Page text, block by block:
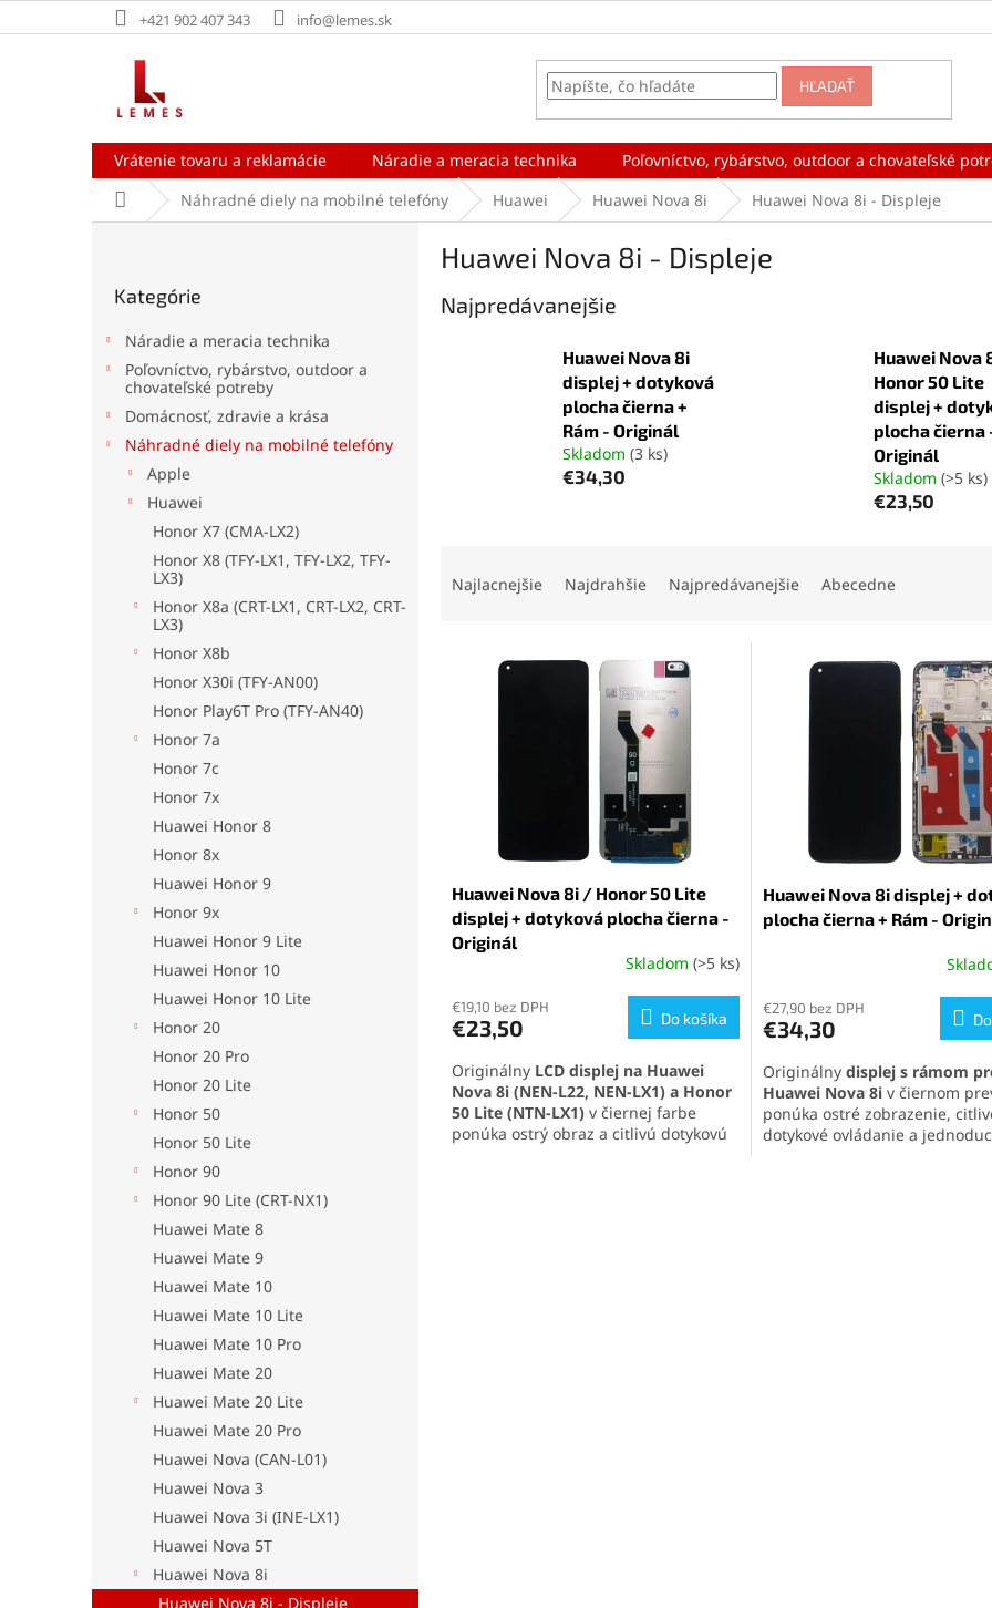
na
+421 902 407 343 info@lemes.sk
HĽADAŤ
Vrátenie tovaru a reklamácie Náradie a meracia technika Poľovníctvo, rybárstvo, outdoor a chovateľské
DomovNáhradné diely na mobilné telefóny Huawei Huawei Nova 8i Huawei Nova 8i - Displeje
kategórie
Kategórie
Náradie a meracia technika
Poľovníctvo, rybárstvo, outdoor a
chovateľské potreby
Domácnosť, zdravie a krása
Náhradné diely na mobilné telefóny
Apple
Huawei
Honor X7 (CMA-LX2)
Honor X8 (TFY-LX1, TFY-LX2, TFY-
LX3)
Honor X8a (CRT-LX1, CRT-LX2, CRT-
LX3)
Honor X8b
Honor X30i (TFY-AN00)
Honor Play6T Pro (TFY-AN40)
Honor 7a
Honor 7c
Honor 7x
Huawei Honor 8
Honor 8x
Huawei Honor 9
Honor 9x
Huawei Honor 9 Lite
Huawei Honor 10
Huawei Honor 10 Lite
Honor 20
Honor 20 Pro
Honor 20 Lite
Honor 50
Honor 50 Lite
Honor 90
Honor 90 Lite (CRT-NX1)
Huawei Mate 8
Huawei Mate 9
Huawei Mate 10
Huawei Mate 10 Lite
Huawei Mate 10 Pro
Huawei Mate 20
Huawei Mate 20 Lite
Huawei Mate 20 Pro
Huawei Nova (CAN-L01)
Huawei Nova 3
Huawei Nova 3i (INE-LX1)
Huawei Nova 5T
Huawei Nova 8i
Huawei Nova 8i - Displeje
Huawei Nova 8i - Displeje
Najpredávanejšie
Huawei Nova 8i
displej + dotyková
plocha čierna +
Rám - Originál
Skladom (3 ks)
€34,30
Huawei Nova
Honor 50 Lite
displej +
plocha čierna
Originál
Skladom (>5 ks)
€23,50
Najlacnejšie Najdrahšie Najpredávanejšie Abecedne
Huawei Nova 8i / Honor 50 Lite
displej + dotyková plocha čierna -
Originál
Skladom (>5 ks)
€19,10 bez DPH
€23,50 Do košíka
Originálny LCD displej na Huawei
Nova 8i (NEN-L22, NEN-LX1) a Honor
50 Lite (NTN-LX1) v čiernej farbe
ponúka ostrý obraz a citlivú dotykovú
Huawei Nova 8i displej +
plocha čierna + Rám -
produktu
je
z
5
hviezdičiek.
€27,90 bez DPH
€34,30
Originálny displej s rámom
Huawei Nova 8i v čiernom
ponúka ostré zobrazenie,
dotykové ovládanie a